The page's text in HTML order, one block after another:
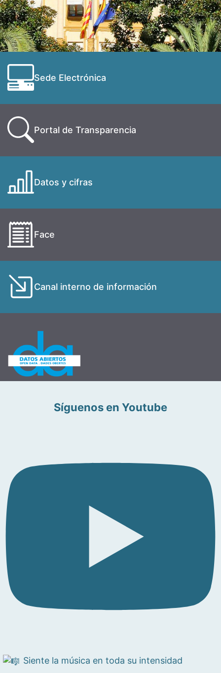
Sede Electrónica
Portal de Transparencia
Datos y cifras
Face
Canal interno de información
Síguenos en Youtube
Siente la música en toda su intensidad